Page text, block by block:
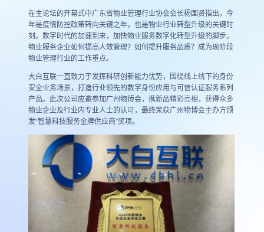
在主论坛的开幕式中广东省物业管理行业协会会长杨国贤指出，今
年是疫情防控政策转向关键之年，也是物业行业转型升级的关键时
刻。数字时代的加速到来，加快物业服务数字化转型升级的脚步。
物业服务企业如何提高人效管理？如何提升服务品质？成为现阶段
物业管理行业的工作重点。
大白互联一直致力于发挥科研创新能力优势，围绕线上线下的身份
安全业务场景，打造行业领先的数字身份应用与可信认证服务系列
产品。此次公司应邀参加广州物博会，携新品精彩亮相，获得众多
物业企业及行业内专业人士的认可，最终荣获广州物博会主办方颁
发“智慧科技服务金牌供应商”奖项。